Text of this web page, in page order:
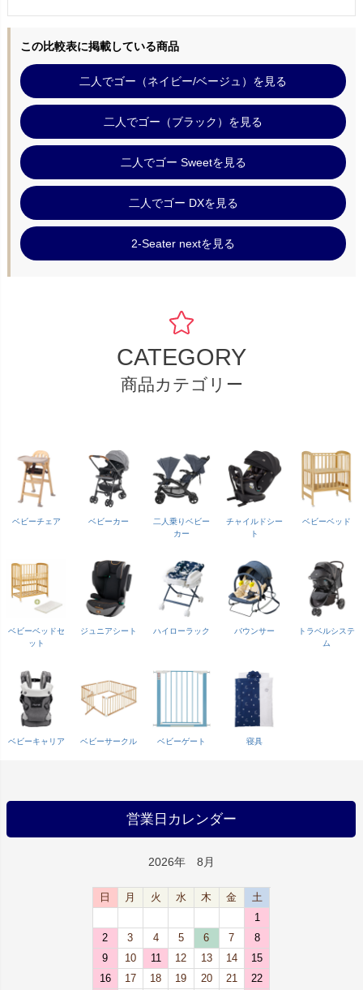
この比較表に掲載している商品
二人でゴー（ネイビー/ベージュ）を見る
二人でゴー（ブラック）を見る
二人でゴー Sweetを見る
二人でゴー DXを見る
2-Seater nextを見る
CATEGORY
商品カテゴリー
ベビーチェア ベビーカー
二人乗りベビー
カー
チャイルドシー
ト
ベビーベッド
ベビーベッドセ
ット
ジュニアシート ハイローラック バウンサー
トラベルシステ
ム
ベビーキャリア ベビーサークル ベビーゲート 寝具
営業日カレンダー
2026年 8月
日 月 火 水 木 金
土
1
2
3 4 5 6 7
8
9
10 11 12 13 14
15
16
17 18 19 20 21
22